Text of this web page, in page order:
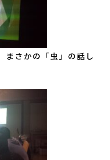
まさかの「虫」の話し